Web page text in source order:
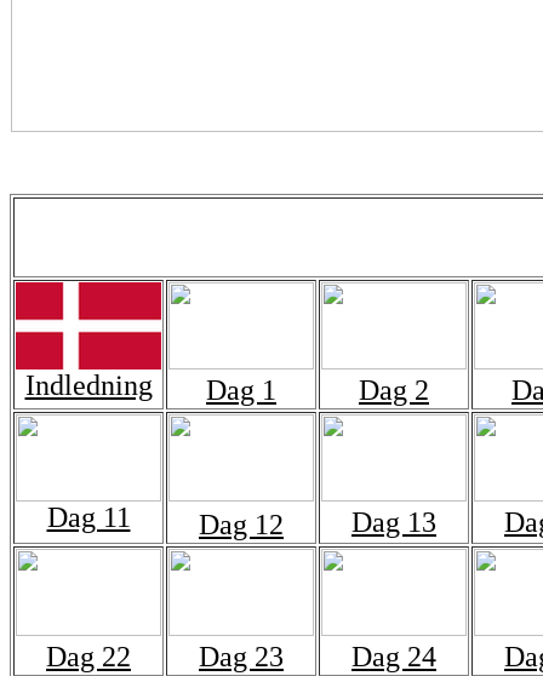
Indledning Dag 1 Dag 2
Dag 11 Dag 12 Dag 13
Dag 22 Dag 23 Dag 24